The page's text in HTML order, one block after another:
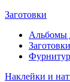
Заготовки
Альбомы
Наклейки и